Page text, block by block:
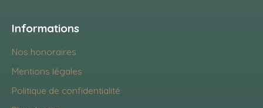
Informations
Nos honoraires
Mentions légales
Politique de confidentialité